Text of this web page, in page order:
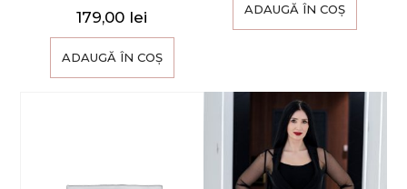
179,00 lei
ADAUGĂ ÎN COȘ
ADAUGĂ ÎN COȘ